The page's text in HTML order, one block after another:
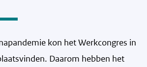
kon het Werkcongres in
Daarom hebben het